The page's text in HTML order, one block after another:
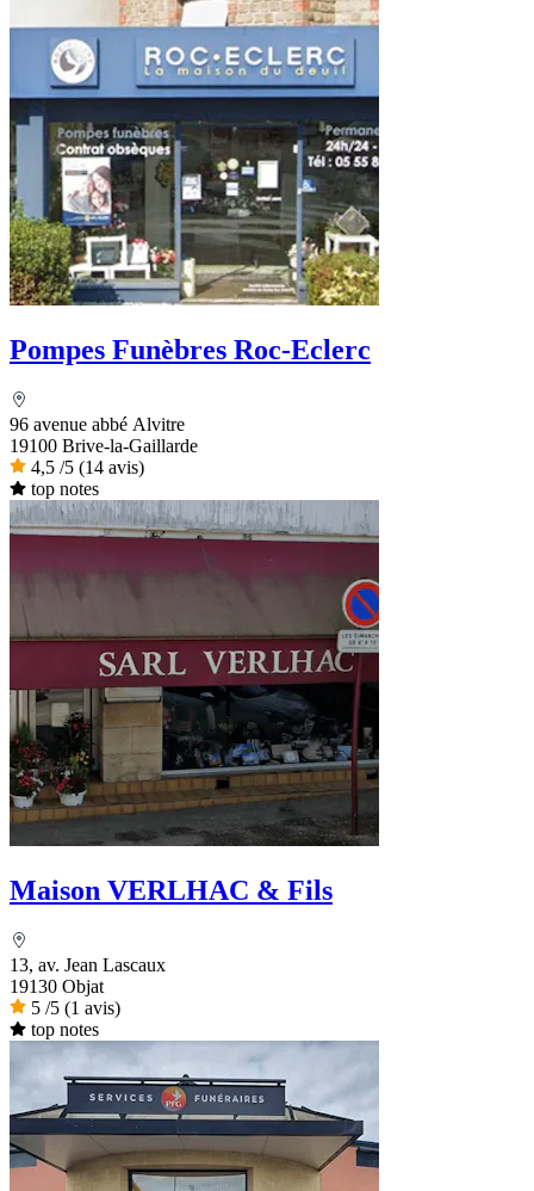
Pompes Funèbres Roc-Eclerc
96 avenue abbé Alvitre
19100 Brive-la-Gaillarde
4,5 /5 (14 avis)
top notes
Maison VERLHAC & Fils
13, av. Jean Lascaux
19130 Objat
5 /5 (1 avis)
top notes